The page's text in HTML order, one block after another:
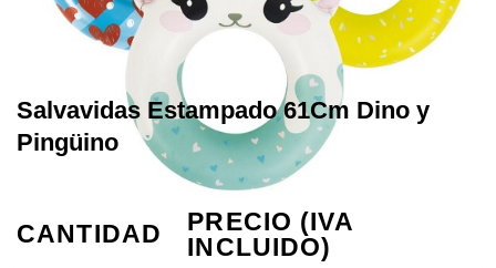
Salvavidas Estampado 61Cm Dino y
Pingüino
CANTIDAD
PRECIO (IVA
INCLUIDO)